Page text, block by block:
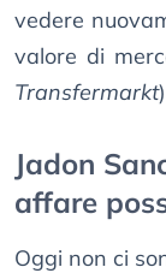
vedere
valore di
Transfermarkt
Jadon
affare
Oggi non ci